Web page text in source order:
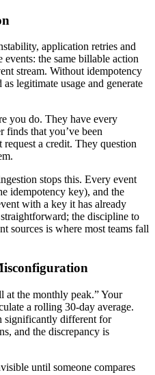
application retries and
the same billable action
stream. Without idempotency
legitimate usage and generate
you do. They have every
finds that you’ve been
a credit. They question
stops this. Every event
idempotency key), and the
with a key it has already
the discipline to
sources is where most teams fall
at the monthly peak.” Your
a rolling 30-day average.
significantly different for
and the discrepancy is
until someone compares